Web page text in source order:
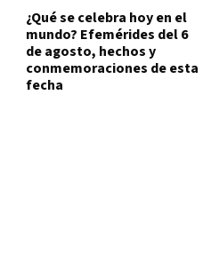
¿Qué se celebra hoy en el
mundo? Efemérides del 6
de agosto, hechos y
conmemoraciones de esta
fecha